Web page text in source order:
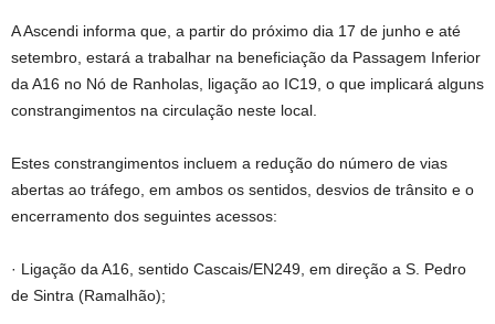
A Ascendi informa que, a partir do próximo dia 17 de junho e até
setembro, estará a trabalhar na beneficiação da Passagem Inferior
da A16 no Nó de Ranholas, ligação ao IC19, o que implicará alguns
constrangimentos na circulação neste local.
Estes constrangimentos incluem a redução do número de vias
abertas ao tráfego, em ambos os sentidos, desvios de trânsito e o
encerramento dos seguintes acessos:
· Ligação da A16, sentido Cascais/EN249, em direção a S. Pedro
de Sintra (Ramalhão);